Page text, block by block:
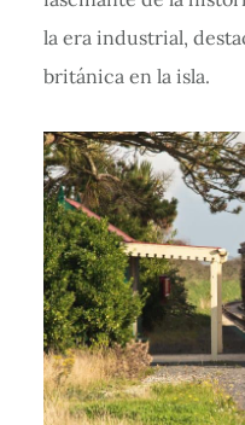
la era industrial,
británica en la isla.